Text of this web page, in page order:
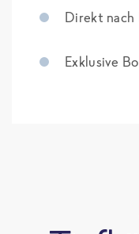
Direkt nach
Exklusive